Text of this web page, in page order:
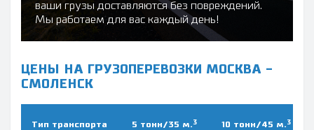
ваши грузы доставляются без повреждений.
Мы работаем для вас каждый день!
ЦЕНЫ НА ГРУЗОПЕРЕВОЗКИ МОСКВА -
СМОЛЕНСК
Тип транcпорта 5 тонн/35 м. 3 10 тонн/45 м. 3